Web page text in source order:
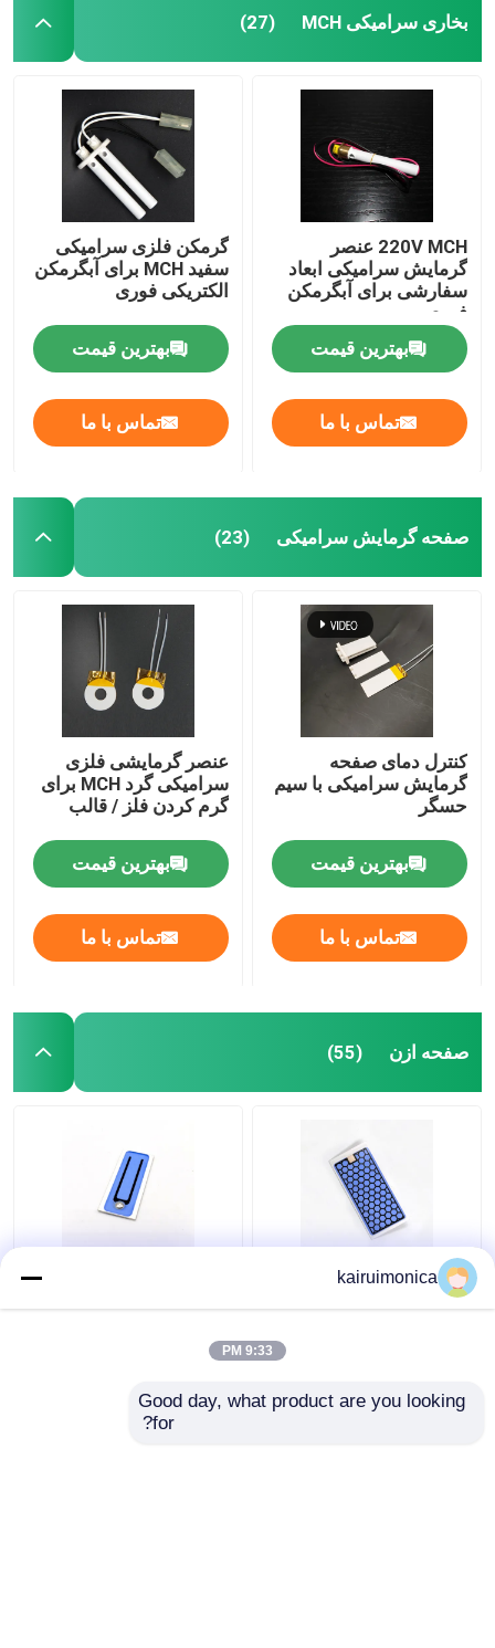
بخاری سرامیکی MCH (27)
220V MCH عنصر
گرمایش سرامیکی ابعاد
سفارشی برای آبگرمکن
فوری
بهترین قیمت
تماس با ما
گرمکن فلزی سرامیکی
سفید MCH برای آبگرمکن
الکتریکی فوری
بهترین قیمت
تماس با ما
صفحه گرمایش سرامیکی (23)
کنترل دمای صفحه
گرمایش سرامیکی با سیم
حسگر
بهترین قیمت
تماس با ما
عنصر گرمایشی فلزی
سرامیکی گرد MCH برای
گرم کردن فلز / قالب
بهترین قیمت
تماس با ما
صفحه ازن (55)
ضد رطوبت 5g آلومینیوم
صفحه اوزون برای خانه
kairuimonica
9:33 PM
Good day, what product are you looking
for?